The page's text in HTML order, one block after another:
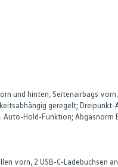
und hinten, Seitenairbags
geregelt;
Hold-Funktion;
vorn, 2 USB-C-Ladebuchsen